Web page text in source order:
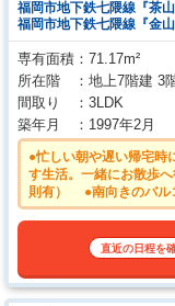
福岡市地下鉄七隈線『茶
福岡市地下鉄七隈線『金
専有面積
71.17m²
所在階
地上7階建 3
間取り
3LDK
築年月
1997年2月
●忙しい朝や遅い帰宅
す生活。一緒にお散歩
則有） ●南向きのバル
乾きます。
直近の日程を